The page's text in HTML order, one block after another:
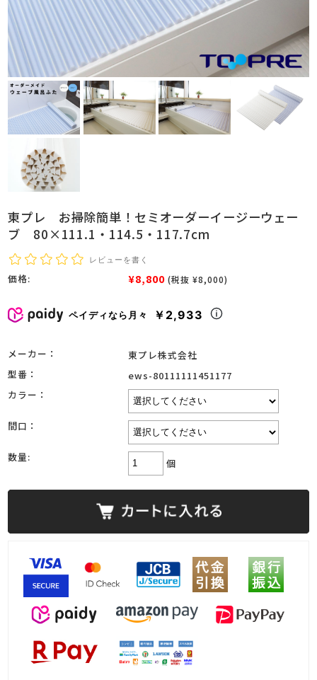
東プレ お掃除簡単！セミオーダーイージーウェー
ブ 80×111.1・114.5・117.7cm
レビューを書く
価格: ¥8,800 (税抜 ¥8,000)
ペイディなら月々 ￥2,933
メーカー：
東プレ株式会社
型番：
ews-80111111451177
カラー：
間口：
数量: 個